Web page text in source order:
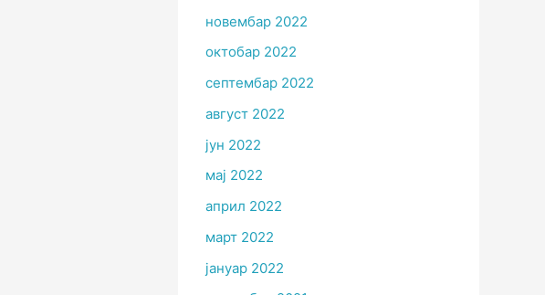
новембар 2022
октобар 2022
септембар 2022
август 2022
јун 2022
мај 2022
април 2022
март 2022
јануар 2022